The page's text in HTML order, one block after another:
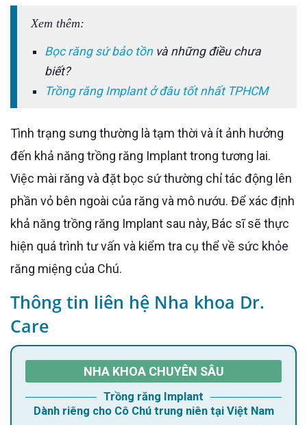
Xem thêm:
Bọc răng sứ bảo tồnvà những điều chưa
biết?
Trồng răng Implant ở đâu tốt nhất TPHCM
Tình trạng sưng thường là tạm thời và ít ảnh hưởng
đến khả năng trồng răng Implant trong tương lai.
Việc mài răng và đặt bọc sứ thường chỉ tác động lên
phần vỏ bên ngoài của răng và mô nướu. Để xác định
khả năng trồng răng Implant sau này, Bác sĩ sẽ thực
hiện quá trình tư vấn và kiểm tra cụ thể về sức khỏe
răng miệng của Chú.
Thông tin liên hệ Nha khoa Dr.
Care
NHA KHOA CHUYÊN SÂU
Trồng răng Implant
Dành riêng cho Cô Chú trung niên tại Việt Nam